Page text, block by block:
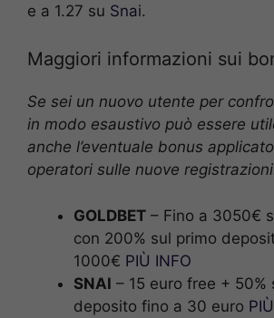
e a 1.27 su Snai.
Maggiori informazioni sui
Se sei un nuovo utente per
in modo esaustivo può essere
anche l’eventuale bonus
operatori sulle nuove
GOLDBET – Fino a 3050€
con 200% sul primo
1000€ PIÙ INFO
SNAI – 15 euro free + 50%
deposito fino a 30 euro